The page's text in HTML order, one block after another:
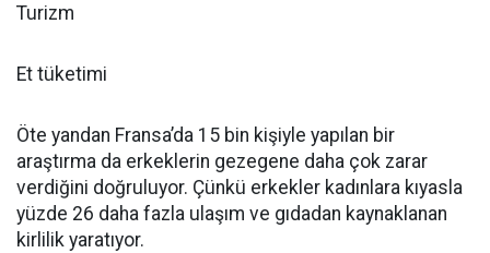
Turizm
Et tüketimi
Öte yandan Fransa’da 15 bin kişiyle yapılan bir
araştırma da erkeklerin gezegene daha çok zarar
verdiğini doğruluyor. Çünkü erkekler kadınlara kıyasla
yüzde 26 daha fazla ulaşım ve gıdadan kaynaklanan
kirlilik yaratıyor.